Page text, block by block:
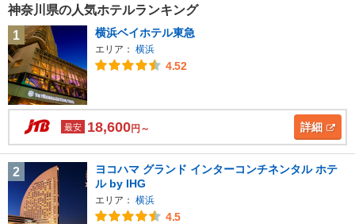
神奈川県の人気ホテルランキング
1
横浜ベイホテル東急
エリア： 横浜
4.52
最安 18,600円～ 詳細
2
ヨコハマ グランド インターコンチネンタル ホテ
ル by IHG
エリア： 横浜
4.5